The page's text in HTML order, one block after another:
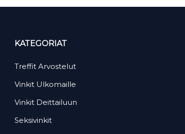
KATEGORIAT
Treffit Arvostelut
Vinkit Ulkomaille
Vinkit Deittailuun
Seksivinkit